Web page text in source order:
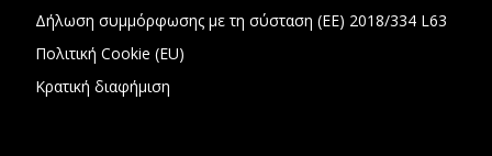
Δήλωση συμμόρφωσης με τη σύσταση (ΕΕ) 2018/334 L63
Πολιτική Cookie (EU)
Κρατική διαφήμιση